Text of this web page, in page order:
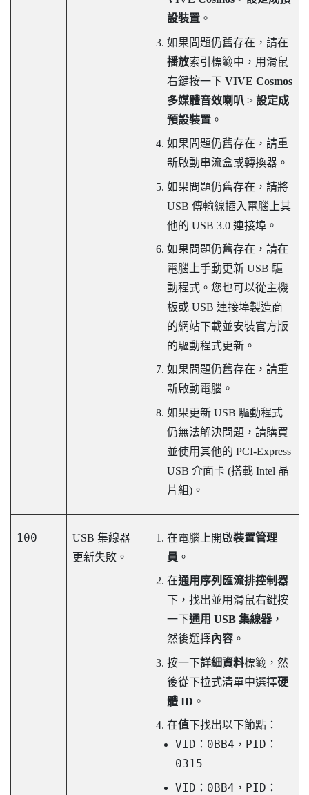
設裝置。
如果問題仍舊存在，請在
播放索引標籤中，用滑鼠
右鍵按一下 VIVE Cosmos
多媒體音效喇叭 > 設定成
預設裝置。
如果問題仍舊存在，請重
新啟動串流盒或轉換器。
如果問題仍舊存在，請將
USB 傳輸線插入電腦上其
他的 USB 3.0 連接埠。
如果問題仍舊存在，請在
電腦上手動更新 USB 驅
動程式。您也可以從主機
板或 USB 連接埠製造商
的網站下載並安裝官方版
的驅動程式更新。
如果問題仍舊存在，請重
新啟動電腦。
如果更新 USB 驅動程式
仍無法解決問題，請購買
並使用其他的 PCI-Express
USB 介面卡 (搭載 Intel 晶
片組)。
100
USB 集線器
更新失敗。
在電腦上開啟裝置管理
員 。
在通用序列匯流排控制器
下，找出並用滑鼠右鍵按
一下通用 USB 集線器，
然後選擇內容。
按一下詳細資料標籤，然
後從下拉式清單中選擇硬
體 ID 。
在值下找出以下節點：
VID：0BB4，PID：
0315
VID：0BB4，PID：